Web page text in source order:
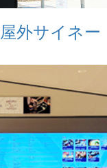
外サイネー